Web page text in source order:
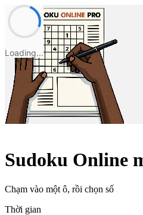
Loading...
Sudoku Online
Chạm vào một ô, rồi chọn số
Thời gian